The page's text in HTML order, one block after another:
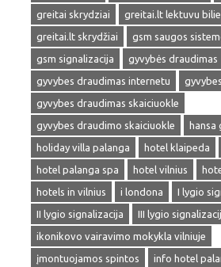
greitai skrydziai
greitai.lt lektuvu
greitai.lt skrydžiai
gsm saugos
gsm signalizacija
gyvybės draudimas
gyvybes draudimas internetu
gyvybes draudimas skaiciuokle
gyvybes draudimo skaiciuokle
hansa
holiday villa palanga
hotel klaipeda
hotel palanga spa
hotel vilnius
hotels in vilnius
i londona
I lygio
II lygio signalizacija
III lygio
ikonikovo vairavimo mokykla vilniuje
įmontuojamos spintos
info hotel